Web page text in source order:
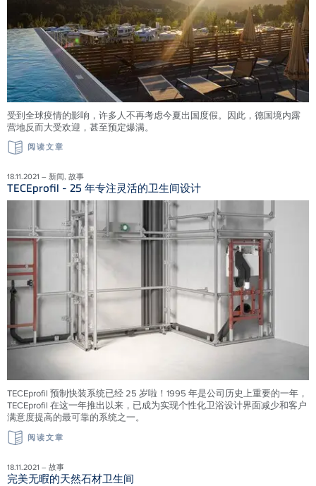
受到全球疫情的影响，许多人不再考虑今夏出国度假。因此，德国境内露
营地反而大受欢迎，甚至预定爆满。
阅读文章
18.11.2021 – 新闻, 故事
TECEprofil - 25 年专注灵活的卫生间设计
TECEprofil 预制快装系统已经 25 岁啦！1995 年是公司历史上重要的一年，
TECEprofil 在这一年推出以来，已成为实现个性化卫浴设计界面减少和客户
满意度提高的最可靠的系统之一。
阅读文章
18.11.2021 – 故事
完美无暇的天然石材卫生间